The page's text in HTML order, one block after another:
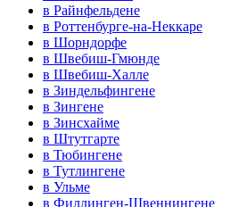
в Райнфельдене
в Роттенбурге-на-Неккаре
в Шорндорфе
в Швебиш-Гмюнде
в Швебиш-Халле
в Зиндельфингене
в Зингене
в Зинсхайме
в Штутгарте
в Тюбингене
в Тутлингене
в Ульме
в Филлинген-Швеннингене